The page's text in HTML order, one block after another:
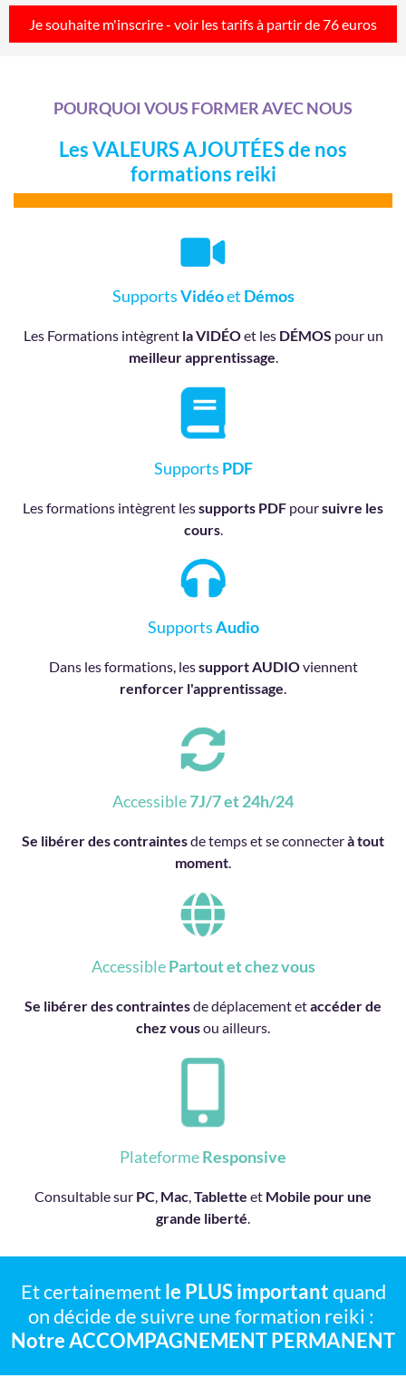
Je souhaite m'inscrire - voir les tarifs à partir de 76 euros
POURQUOI VOUS FORMER AVEC NOUS
Les VALEURS AJOUTÉES de nos
formations reiki
SupportsVidéoet Démos
Les Formations intègrent la VIDÉOet les DÉMOS pour un
meilleur apprentissage.
Supports PDF
Les formations intègrent lessupports PDF poursuivre les
cours.
SupportsAudio
Dans les formations, lessupport AUDIOviennent
renforcer l'apprentissage.
Accessible7J/7 et 24h/24
Se libérer des contraintesde temps et se connecterà tout
moment.
AccessiblePartout et chez vous
Se libérer des contraintesde déplacement etaccéder de
chez vousou ailleurs.
PlateformeResponsive
Consultable sur PC, Mac,Tablette et Mobile pour une
grande liberté.
Et certainementle PLUS importantquand
on décide de suivre une formation reiki :
Notre ACCOMPAGNEMENT PERMANENT